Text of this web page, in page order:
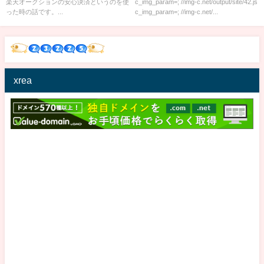
楽天オークションの安心決済というのを使
った時の話です。...
c_img_param=; //img-c.net/output/site/42.js
c_img_param=; //img-c.net/...
xrea